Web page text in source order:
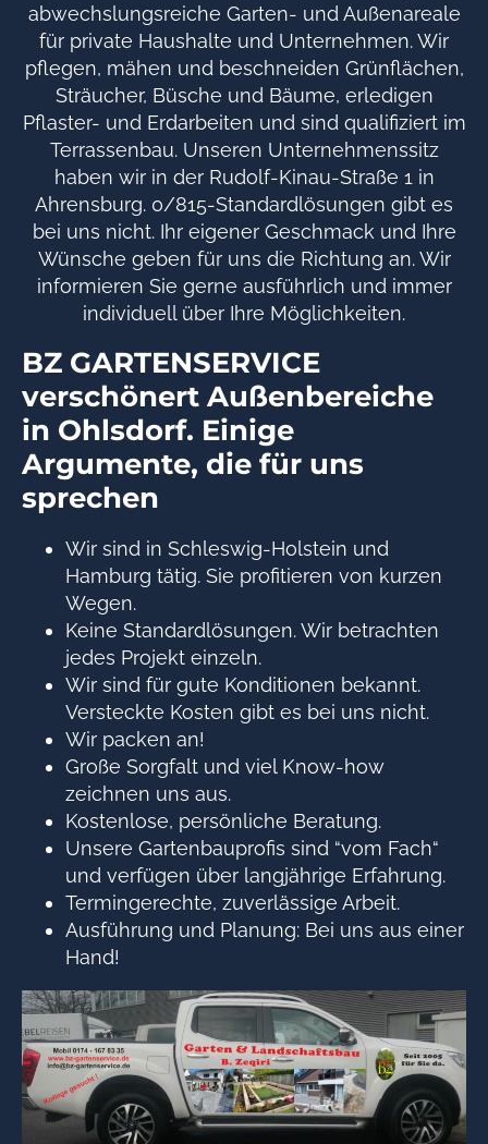
abwechslungsreiche Garten- und Außenareale
für private Haushalte und Unternehmen. Wir
pflegen, mähen und beschneiden Grünflächen,
Sträucher, Büsche und Bäume, erledigen
Pflaster- und Erdarbeiten und sind qualifiziert im
Terrassenbau. Unseren Unternehmenssitz
haben wir in der Rudolf-Kinau-Straße 1 in
Ahrensburg. 0/815-Standardlösungen gibt es
bei uns nicht. Ihr eigener Geschmack und Ihre
Wünsche geben für uns die Richtung an. Wir
informieren Sie gerne ausführlich und immer
individuell über Ihre Möglichkeiten.
BZ GARTENSERVICE
verschönert Außenbereiche
in Ohlsdorf. Einige
Argumente, die für uns
sprechen
Wir sind in Schleswig-Holstein und
Hamburg tätig. Sie profitieren von kurzen
Wegen.
Keine Standardlösungen. Wir betrachten
jedes Projekt einzeln.
Wir sind für gute Konditionen bekannt.
Versteckte Kosten gibt es bei uns nicht.
Wir packen an!
Große Sorgfalt und viel Know-how
zeichnen uns aus.
Kostenlose, persönliche Beratung.
Unsere Gartenbauprofis sind “vom Fach“
und verfügen über langjährige Erfahrung.
Termingerechte, zuverlässige Arbeit.
Ausführung und Planung: Bei uns aus einer
Hand!